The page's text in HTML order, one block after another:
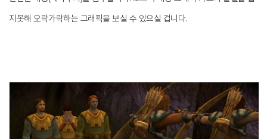
지못해 오락가락하는 그래픽을 보실 수 있으실 겁니다.